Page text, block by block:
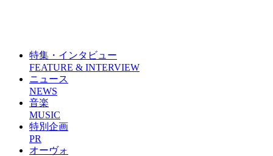
特集・インタビュー
FEATURE & INTERVIEW
ニュース
NEWS
音楽
MUSIC
特別企画
PR
オーヴォ